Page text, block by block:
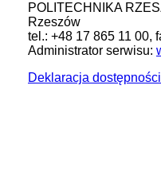
POLITECHNIKA
Rzeszów
tel.: +48 17 865 11 00,
Administrator serwisu:
Deklaracja dostępności